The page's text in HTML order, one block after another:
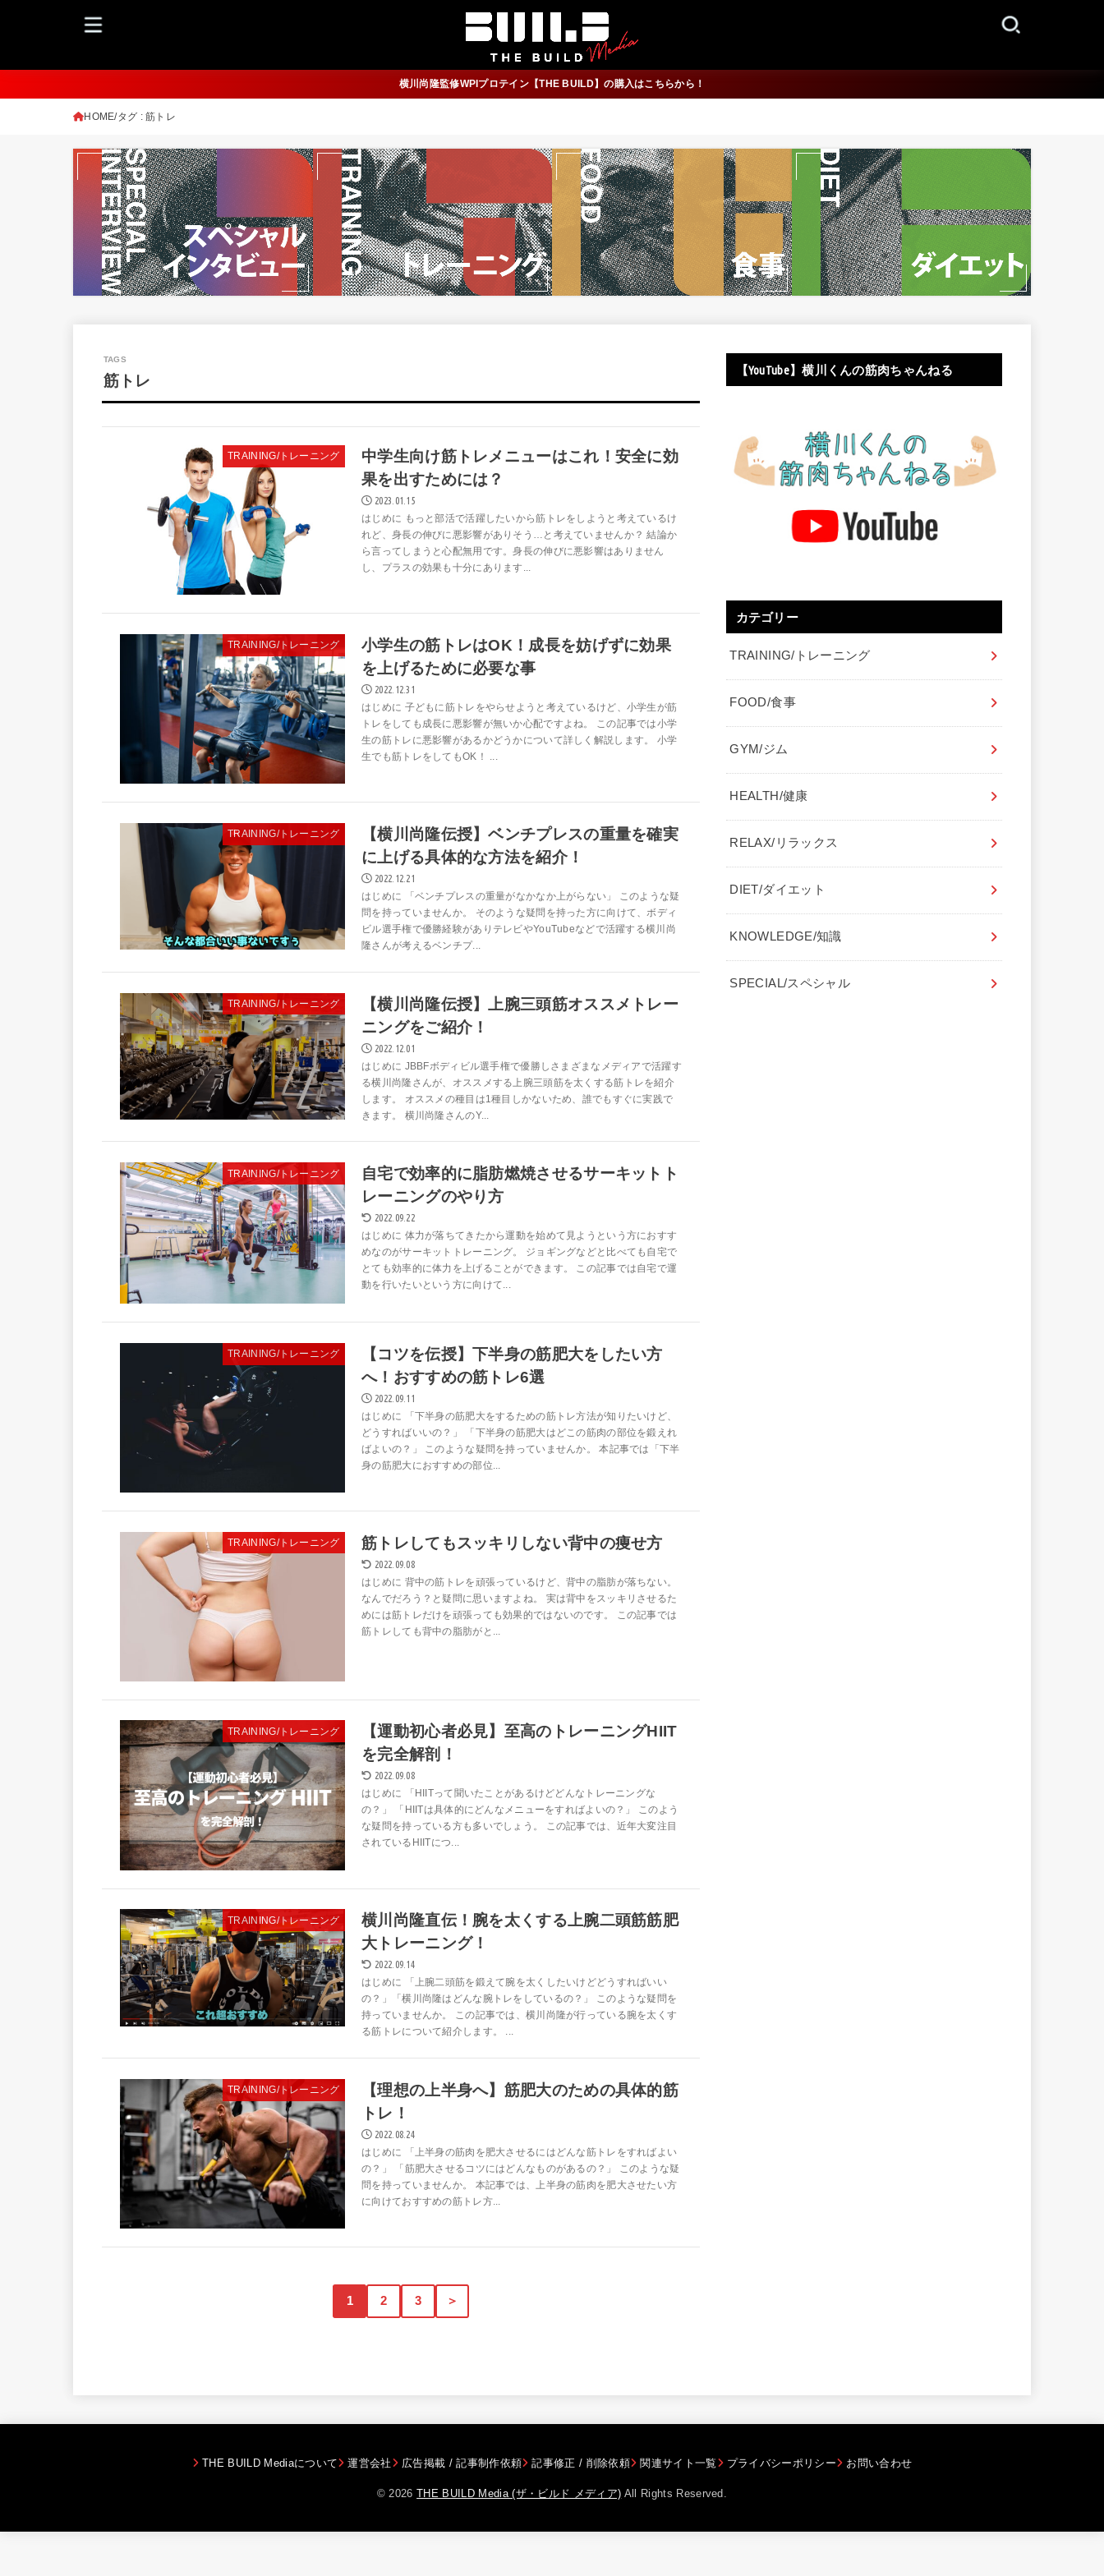
横川尚隆監修WPIプロテイン【THE BUILD】の購入はこちらから！
HOME タグ : 筋トレ
筋トレ
TRAINING/トレーニング
中学生向け筋トレメニューはこれ！安全に効
果を出すためには？
2023.01.15
はじめに もっと部活で活躍したいから筋トレをしようと考えているけ
れど、身長の伸びに悪影響がありそう…と考えていませんか？ 結論か
ら言ってしまうと心配無用です。身長の伸びに悪影響はありません
し、プラスの効果も十分にあります...
TRAINING/トレーニング
小学生の筋トレはOK！成長を妨げずに効果
を上げるために必要な事
2022.12.31
はじめに 子どもに筋トレをやらせようと考えているけど、小学生が筋
トレをしても成長に悪影響が無いか心配ですよね。 この記事では小学
生の筋トレに悪影響があるかどうかについて詳しく解説します。 小学
生でも筋トレをしてもOK！ ...
TRAINING/トレーニング
【横川尚隆伝授】ベンチプレスの重量を確実
に上げる具体的な方法を紹介！
2022.12.21
はじめに 「ベンチプレスの重量がなかなか上がらない」 このような疑
問を持っていませんか。 そのような疑問を持った方に向けて、ボディ
ビル選手権で優勝経験がありテレビやYouTubeなどで活躍する横川尚
隆さんが考えるベンチプ...
TRAINING/トレーニング
【横川尚隆伝授】上腕三頭筋オススメトレー
ニングをご紹介！
2022.12.01
はじめに JBBFボディビル選手権で優勝しさまざまなメディアで活躍す
る横川尚隆さんが、オススメする上腕三頭筋を太くする筋トレを紹介
します。 オススメの種目は1種目しかないため、誰でもすぐに実践で
きます。 横川尚隆さんのY...
TRAINING/トレーニング
自宅で効率的に脂肪燃焼させるサーキットト
レーニングのやり方
2022.09.22
はじめに 体力が落ちてきたから運動を始めて見ようという方におすす
めなのがサーキットトレーニング。 ジョギングなどと比べても自宅で
とても効率的に体力を上げることができます。 この記事では自宅で運
動を行いたいという方に向けて...
TRAINING/トレーニング
【コツを伝授】下半身の筋肥大をしたい方
へ！おすすめの筋トレ6選
2022.09.11
はじめに 「下半身の筋肥大をするための筋トレ方法が知りたいけど、
どうすればいいの？」 「下半身の筋肥大はどこの筋肉の部位を鍛えれ
ばよいの？」 このような疑問を持っていませんか。 本記事では「下半
身の筋肥大におすすめの部位...
TRAINING/トレーニング 筋トレしてもスッキリしない背中の痩せ方
2022.09.08
はじめに 背中の筋トレを頑張っているけど、背中の脂肪が落ちない。
なんでだろう？と疑問に思いますよね。 実は背中をスッキリさせるた
めには筋トレだけを頑張っても効果的ではないのです。 この記事では
筋トレしても背中の脂肪がと...
TRAINING/トレーニング
【運動初心者必見】至高のトレーニングHIIT
を完全解剖！
2022.09.08
はじめに 「HIITって聞いたことがあるけどどんなトレーニングな
の？」 「HIITは具体的にどんなメニューをすればよいの？」 このよう
な疑問を持っている方も多いでしょう。 この記事では、近年大変注目
されているHIITにつ...
TRAINING/トレーニング
横川尚隆直伝！腕を太くする上腕二頭筋筋肥
大トレーニング！
2022.09.14
はじめに 「上腕二頭筋を鍛えて腕を太くしたいけどどうすればいい
の？」「横川尚隆はどんな腕トレをしているの？」 このような疑問を
持っていませんか。 この記事では、横川尚隆が行っている腕を太くす
る筋トレについて紹介します。 ...
TRAINING/トレーニング
【理想の上半身へ】筋肥大のための具体的筋
トレ！
2022.08.24
はじめに 「上半身の筋肉を肥大させるにはどんな筋トレをすればよい
の？」 「筋肥大させるコツにはどんなものがあるの？」 このような疑
問を持っていませんか。 本記事では、上半身の筋肉を肥大させたい方
に向けておすすめの筋トレ方...
1 2 3 ＞
【YouTube】横川くんの筋肉ちゃんねる
カテゴリー
TRAINING/トレーニング
FOOD/食事
GYM/ジム
HEALTH/健康
RELAX/リラックス
DIET/ダイエット
KNOWLEDGE/知識
SPECIAL/スペシャル
THE BUILD Mediaについて 運営会社 広告掲載 / 記事制作依頼 記事修正 / 削除依頼 関連サイト一覧 プライバシーポリシー お問い合わせ
© 2026THE BUILD Media (ザ・ビルド メディア) All Rights Reserved.